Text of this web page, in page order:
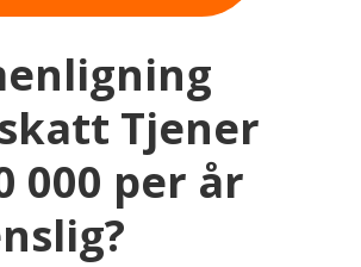
Tjener
000 per år